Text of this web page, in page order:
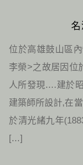
名
位於高雄鼓山區
李榮>之故居因位
人所發現….建於
建築師所設計,在
於清光緒九年
[…]